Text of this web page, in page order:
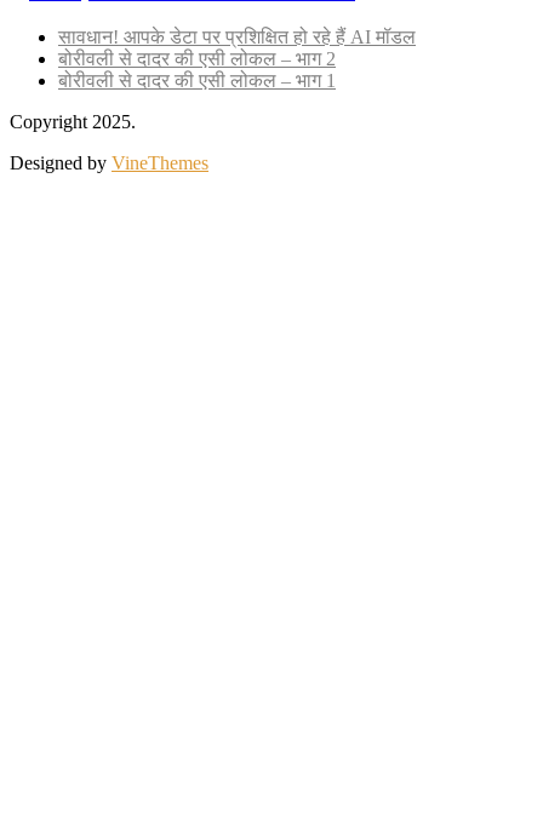
सावधान! आपके डेटा पर प्रशिक्षित हो रहे हैं AI मॉडल
बोरीवली से दादर की एसी लोकल – भाग 2
बोरीवली से दादर की एसी लोकल – भाग 1
Copyright 2025.
Designed by VineThemes